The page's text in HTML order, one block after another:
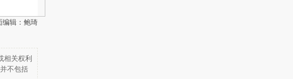
编辑：鲍琦
相关权利
不包括